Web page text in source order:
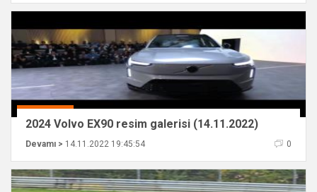
2024 Volvo EX90 resim galerisi (14.11.2022)
Devamı > 14.11.2022 19:45:54 0